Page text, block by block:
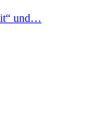
und…